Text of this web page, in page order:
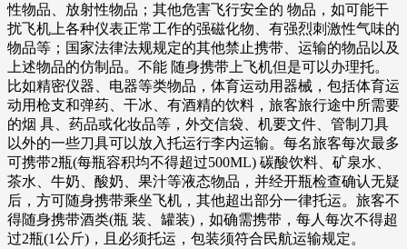
性物品、放射性物品；其他危害飞行安全的 物品，如可能干
扰飞机上各种仪表正常工作的强磁化物、有强烈刺激性气味的
物品等；国家法律法规规定的其他禁止携带、运输的物品以及
上述物品的仿制品。不能 随身携带上飞机但是可以办理托。
比如精密仪器、电器等类物品，体育运动用器械，包括体育运
动用枪支和弹药、干冰、有酒精的饮料，旅客旅行途中所需要
的烟 具、药品或化妆品等，外交信袋、机要文件、管制刀具
以外的一些刀具可以放入托运行李内运输。每名旅客每次最多
可携带2瓶(每瓶容积均不得超过500ML) 碳酸饮料、矿泉水、
茶水、牛奶、酸奶、果汁等液态物品，并经开瓶检查确认无疑
后，方可随身携带乘坐飞机，其他超出部分一律托运。旅客不
得随身携带酒类(瓶 装、罐装)，如确需携带，每人每次不得超
过2瓶(1公斤)，且必须托运，包装须符合民航运输规定。